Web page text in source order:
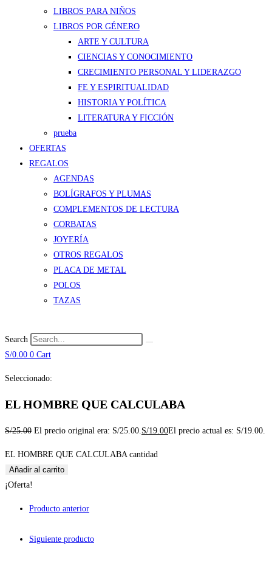
LIBROS PARA NIÑOS
LIBROS POR GÉNERO
ARTE Y CULTURA
CIENCIAS Y CONOCIMIENTO
CRECIMIENTO PERSONAL Y LIDERAZGO
FE Y ESPIRITUALIDAD
HISTORIA Y POLÍTICA
LITERATURA Y FICCIÓN
prueba
OFERTAS
REGALOS
AGENDAS
BOLÍGRAFOS Y PLUMAS
COMPLEMENTOS DE LECTURA
CORBATAS
JOYERÍA
OTROS REGALOS
PLACA DE METAL
POLOS
TAZAS
Search
S/0.00 0 Cart
Seleccionado:
EL HOMBRE QUE CALCULABA
S/25.00 El precio original era: S/25.00. S/19.00El precio actual es: S/19.00.
EL HOMBRE QUE CALCULABA cantidad
Añadir al carrito
¡Oferta!
Producto anterior
Siguiente producto